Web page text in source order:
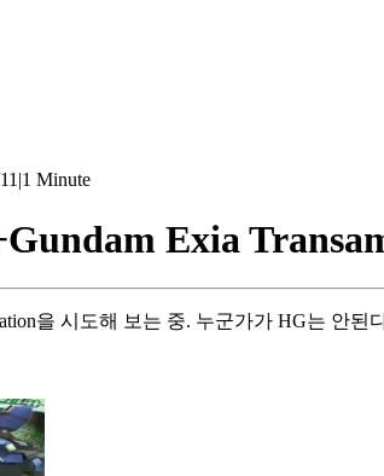
|1 Minute
Exia
을 시도해 보는 중. 누군가가 HG는 안